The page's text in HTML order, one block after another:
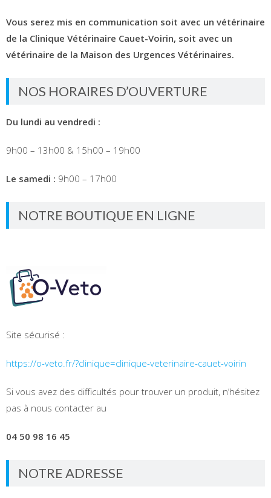
Vous serez mis en communication soit avec un vétérinaire
de la Clinique Vétérinaire Cauet-Voirin, soit avec un
vétérinaire de la Maison des Urgences Vétérinaires.
NOS HORAIRES D’OUVERTURE
Du lundi au vendredi :
9h00 – 13h00 & 15h00 – 19h00
Le samedi : 9h00 – 17h00
NOTRE BOUTIQUE EN LIGNE
Site sécurisé :
https://o-veto.fr/?clinique=clinique-veterinaire-cauet-voirin
Si vous avez des difficultés pour trouver un produit, n’hésitez
pas à nous contacter au
04 50 98 16 45
NOTRE ADRESSE